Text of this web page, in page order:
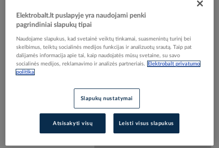
Skip
the
Reali prekė gali skirtis nuo pavaizduotos nuotraukoje
Lizdas kompiuterinis p/t viengubas RJ45 Kat.6 UTP
be rėmelio dramblio kaulo spalvos Suno - LEGRAND
Elektrobalt prekės kodas
Elektrobalt.lt puslapyje yra naudojami penki
pagrindiniai slapukų tipai
Naudojame slapukus, kad svetainė veiktų tinkamai, suasmenintų turinį bei
skelbimus, teiktų socialinės medijos funkcijas ir analizuotų srautą. Taip pat
dalijamės informacija apie tai, kaip naudojatės mūsų svetaine, su savo
socialinės medijos, reklamavimo ir analizės partneriais.
Elektrobalt privatumo
politika
Slapukų nustatymai
Atsisakyti visų Leisti visus slapukus